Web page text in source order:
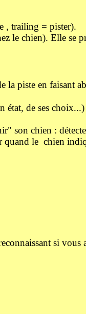
, trailing = pister).
le chien). Elle se
la piste en faisant
état, de ses choix...)
son chien :
quand le chien
si vous